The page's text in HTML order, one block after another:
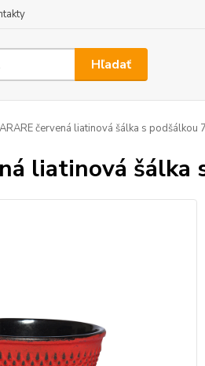
Hľadať
ARARE červená liatinová šálka s podšálkou
liatinová šálka